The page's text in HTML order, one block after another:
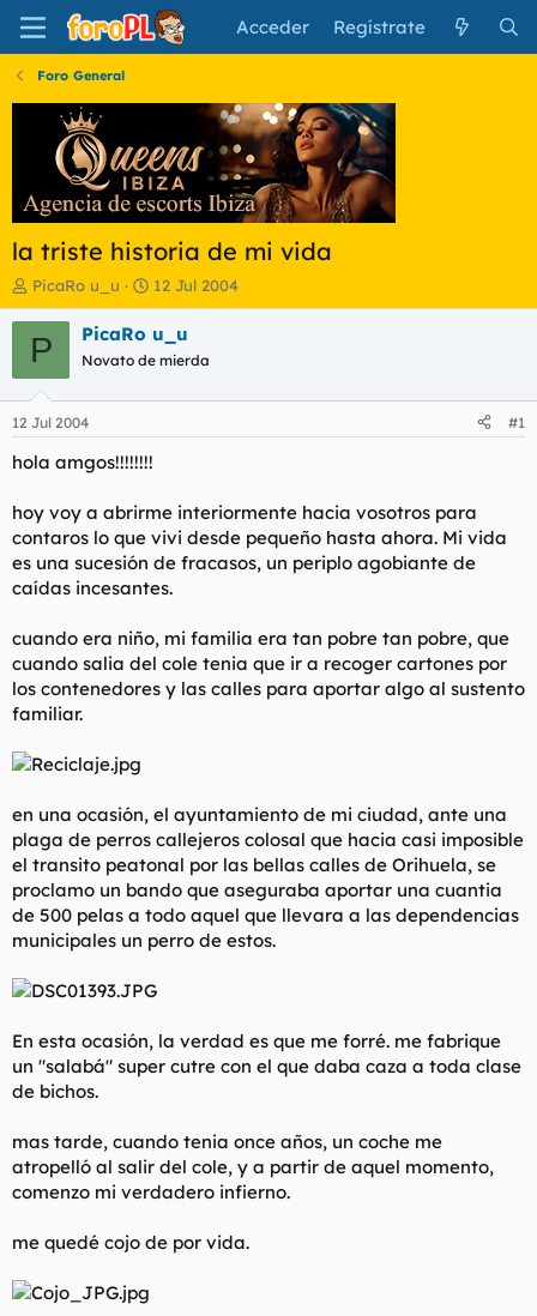
Acceder Regístrate
Foro General
la triste historia de mi vida
I
n
i
c
a
d
o
r
l
t
e
m
PicaRo u_u
F
e
c
a
i
i
o
12 Jul 2004
P PicaRo u_u
Novato de mierda
12 Jul 2004 #1
hola amgos!!!!!!!!
hoy voy a abrirme interiormente hacia vosotros para
contaros lo que vivi desde pequeño hasta ahora. Mi vida
es una sucesión de fracasos, un periplo agobiante de
caídas incesantes.
cuando era niño, mi familia era tan pobre tan pobre, que
cuando salia del cole tenia que ir a recoger cartones por
los contenedores y las calles para aportar algo al sustento
familiar.
en una ocasión, el ayuntamiento de mi ciudad, ante una
plaga de perros callejeros colosal que hacia casi imposible
el transito peatonal por las bellas calles de Orihuela, se
proclamo un bando que aseguraba aportar una cuantia
de 500 pelas a todo aquel que llevara a las dependencias
municipales un perro de estos.
En esta ocasión, la verdad es que me forré. me fabrique
un "salabá" super cutre con el que daba caza a toda clase
de bichos.
mas tarde, cuando tenia once años, un coche me
atropelló al salir del cole, y a partir de aquel momento,
comenzo mi verdadero infierno.
me quedé cojo de por vida.